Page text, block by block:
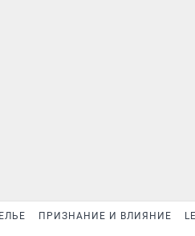
ПРИЗНАНИЕ И ВЛИЯНИЕ